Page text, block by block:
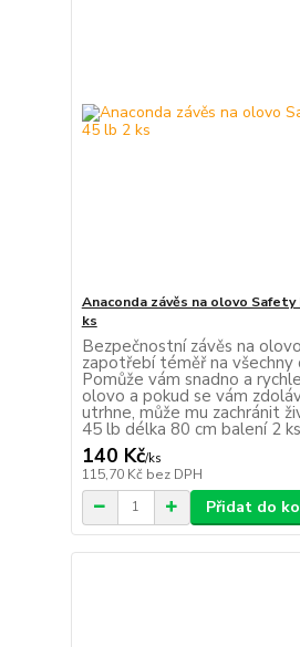
Anaconda závěs na olovo Safety
ks
Bezpečnostní závěs na
zapotřebí téměř na všechny
Pomůže vám snadno a
olovo a pokud se vám
utrhne, může mu zachránit
45 lb délka 80 cm balení 2 ks
140 Kč/ks
115,70 Kč bez DPH
Přidat do